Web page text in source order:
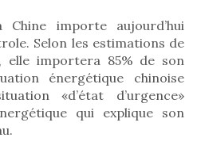
importe aujourd’hui
Selon les estimations de
elle importera 85% de son
énergétique chinoise
«d’état d’urgence»
qui explique son